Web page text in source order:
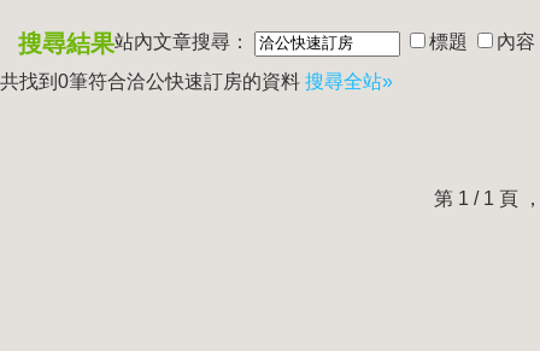
搜尋結果站內文章搜尋： 標題
內容
共找到0筆符合洽公快速訂房的資料 搜尋全站»
第 1 / 1